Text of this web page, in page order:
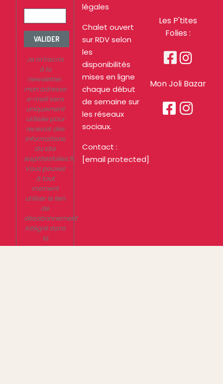
VALIDER
Je m’inscris
à la
newsletter.
mon adresse
e-mail sera
uniquement
utilisée pour
recevoir des
informations
du site
lesptitesfolies.fr.
Vous pouvez
à tout
moment
utiliser le lien
de
désabonnement
intégré dans
la
newsletter.
légales
Chalet ouvert
sur RDV selon
les
disponibilités
mises en ligne
chaque début
de semaine sur
les réseaux
sociaux.
Contact :
[email protected]
Les P'tites
Folies :
 
Mon Joli Bazar
 